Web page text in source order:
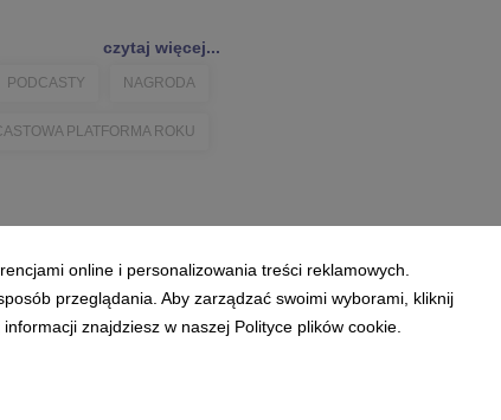
czytaj więcej...
PODCASTY NAGRODA
PLATFORMA ROKU
online i personalizowania treści reklamowych.
przeglądania. Aby zarządzać swoimi wyborami, kliknij
znajdziesz w naszej Polityce plików cookie.